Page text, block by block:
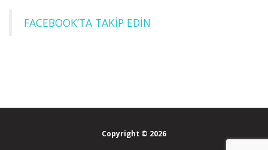
FACEBOOK’TA TAKİP EDİN
Copyright © 2026